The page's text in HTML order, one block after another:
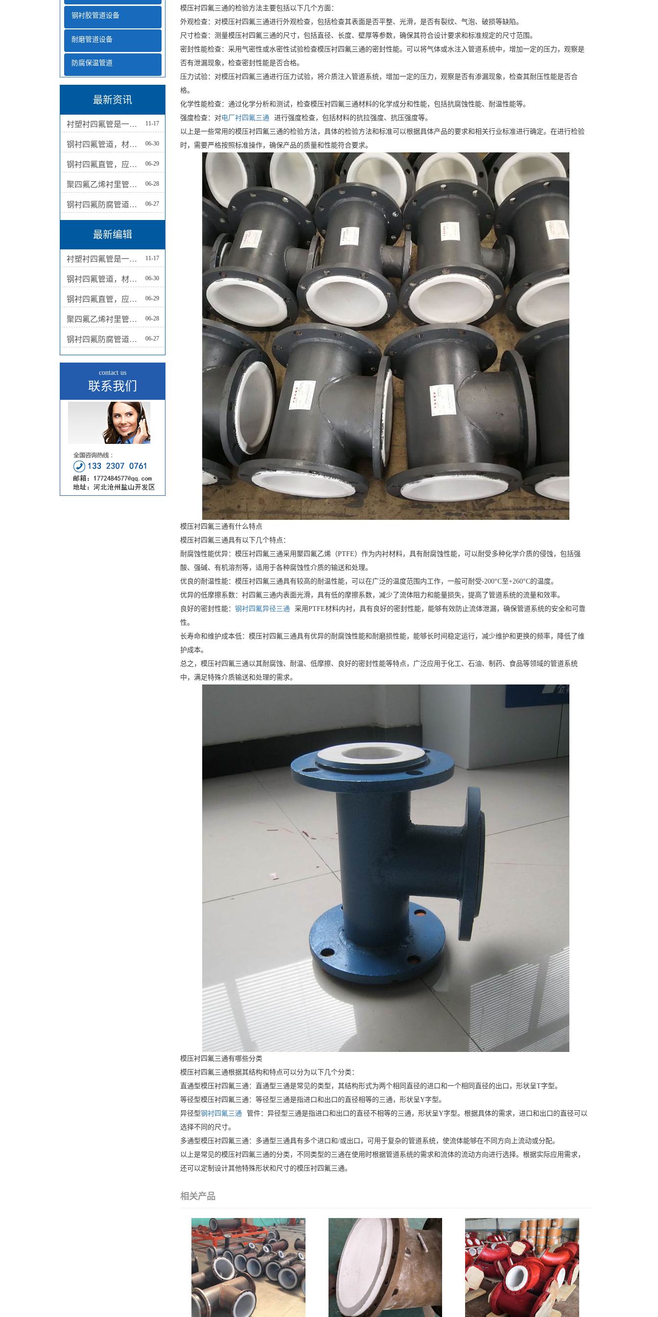
钢衬胶管道设备
耐磨管道设备
防腐保温管道
最新资讯
衬塑衬四氟管是一种结合了钢管和塑料材质性能的管道产品 11-17
钢衬四氟管道，材料保障工业应用的顺利进行 06-30
钢衬四氟直管，应用广泛 06-29
聚四氟乙烯衬里管道，液体输送的选择 06-28
钢衬四氟防腐管道，保障工业运行的可靠选择 06-27
最新编辑
衬塑衬四氟管是一种结合了钢管和塑料材质性能的管道产品 11-17
钢衬四氟管道，材料保障工业应用的顺利进行 06-30
钢衬四氟直管，应用广泛 06-29
聚四氟乙烯衬里管道，液体输送的选择 06-28
钢衬四氟防腐管道，保障工业运行的可靠选择 06-27
contact us
联系我们
模压衬四氟三通的检验方法主要包括以下几个方面：
外观检查：对模压衬四氟三通进行外观检查，包括检查其表面是否平整、光滑，是否有裂纹、气泡、破损等缺陷。
尺寸检查：测量模压衬四氟三通的尺寸，包括直径、长度、壁厚等参数，确保其符合设计要求和标准规定的尺寸范围。
密封性能检查：采用气密性或水密性试验检查模压衬四氟三通的密封性能。可以将气体或水注入管道系统中，增加一定的压力，观察是
否有泄漏现象，检查密封性能是否合格。
压力试验：对模压衬四氟三通进行压力试验，将介质注入管道系统，增加一定的压力，观察是否有渗漏现象，检查其耐压性能是否合
格。
化学性能检查：通过化学分析和测试，检查模压衬四氟三通材料的化学成分和性能，包括抗腐蚀性能、耐温性能等。
强度检查：对电厂衬四氟三通
进行强度检查，包括材料的抗拉强度、抗压强度等。
以上是一些常用的模压衬四氟三通的检验方法，具体的检验方法和标准可以根据具体产品的要求和相关行业标准进行确定。在进行检验
时，需要严格按照标准操作，确保产品的质量和性能符合要求。
模压衬四氟三通有什么特点
模压衬四氟三通具有以下几个特点：
耐腐蚀性能优异：模压衬四氟三通采用聚四氟乙烯（PTFE）作为内衬材料，具有耐腐蚀性能，可以耐受多种化学介质的侵蚀，包括强
酸、强碱、有机溶剂等，适用于各种腐蚀性介质的输送和处理。
优良的耐温性能：模压衬四氟三通具有较高的耐温性能，可以在广泛的温度范围内工作，一般可耐受-200°C至+260°C的温度。
优异的低摩擦系数：衬四氟三通内表面光滑，具有低的摩擦系数，减少了流体阻力和能量损失，提高了管道系统的流量和效率。
良好的密封性能： 钢衬四氟异径三通
采用PTFE材料内衬，具有良好的密封性能，能够有效防止流体泄漏，确保管道系统的安全和可靠
性。
长寿命和维护成本低：模压衬四氟三通具有优异的耐腐蚀性能和耐磨损性能，能够长时间稳定运行，减少维护和更换的频率，降低了维
护成本。
总之，模压衬四氟三通以其耐腐蚀、耐温、低摩擦、良好的密封性能等特点，广泛应用于化工、石油、制药、食品等领域的管道系统
中，满足特殊介质输送和处理的需求。
模压衬四氟三通有哪些分类
模压衬四氟三通根据其结构和特点可以分为以下几个分类：
直通型模压衬四氟三通：直通型三通是常见的类型，其结构形式为两个相同直径的进口和一个相同直径的出口，形状呈T字型。
等径型模压衬四氟三通：等径型三通是指进口和出口的直径相等的三通，形状呈Y字型。
异径型钢衬四氟三通
管件：异径型三通是指进口和出口的直径不相等的三通，形状呈Y字型。根据具体的需求，进口和出口的直径可以
选择不同的尺寸。
多通型模压衬四氟三通：多通型三通具有多个进口和/或出口，可用于复杂的管道系统，使流体能够在不同方向上流动或分配。
以上是常见的模压衬四氟三通的分类，不同类型的三通在使用时根据管道系统的需求和流体的流动方向进行选择。根据实际应用需求，
还可以定制设计其他特殊形状和尺寸的模压衬四氟三通。
相关产品